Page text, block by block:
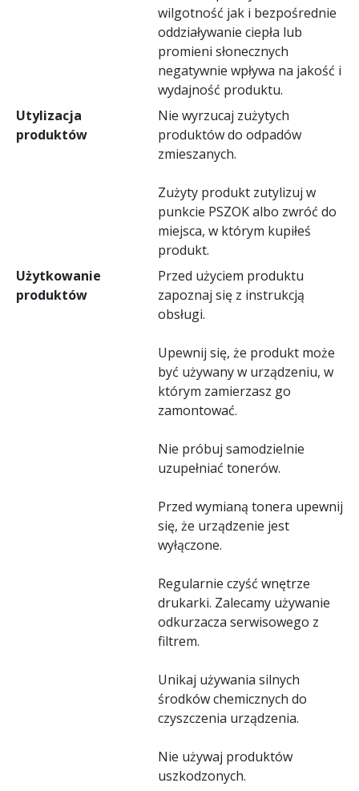
wilgotność jak i bezpośrednie
oddziaływanie ciepła lub
promieni słonecznych
negatywnie wpływa na jakość i
wydajność produktu.
Utylizacja
produktów
Nie wyrzucaj zużytych
produktów do odpadów
zmieszanych.
Zużyty produkt zutylizuj w
punkcie PSZOK albo zwróć do
miejsca, w którym kupiłeś
produkt.
Użytkowanie
produktów
Przed użyciem produktu
zapoznaj się z instrukcją
obsługi.
Upewnij się, że produkt może
być używany w urządzeniu, w
którym zamierzasz go
zamontować.
Nie próbuj samodzielnie
uzupełniać tonerów.
Przed wymianą tonera upewnij
się, że urządzenie jest
wyłączone.
Regularnie czyść wnętrze
drukarki. Zalecamy używanie
odkurzacza serwisowego z
filtrem.
Unikaj używania silnych
środków chemicznych do
czyszczenia urządzenia.
Nie używaj produktów
uszkodzonych.